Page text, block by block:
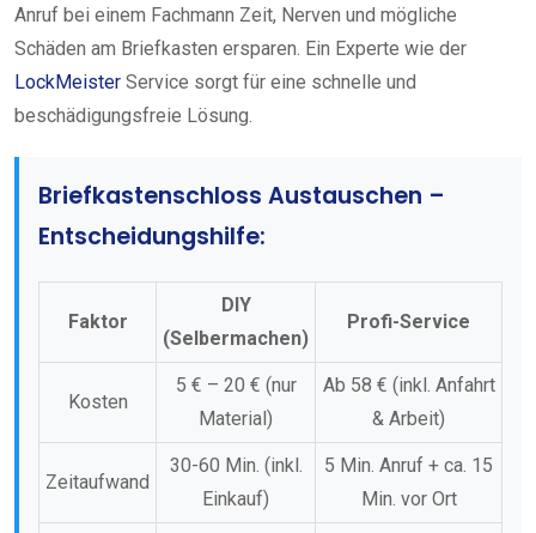
Anruf bei einem Fachmann Zeit, Nerven und mögliche
Schäden am Briefkasten ersparen. Ein Experte wie der
LockMeister Service sorgt für eine schnelle und
beschädigungsfreie Lösung.
Briefkastenschloss Austauschen –
Entscheidungshilfe:
Faktor
DIY
(Selbermachen)
Profi-Service
Kosten
5 € – 20 € (nur
Material)
Ab 58 € (inkl. Anfahrt
& Arbeit)
Zeitaufwand
30-60 Min. (inkl.
Einkauf)
5 Min. Anruf + ca. 15
Min. vor Ort